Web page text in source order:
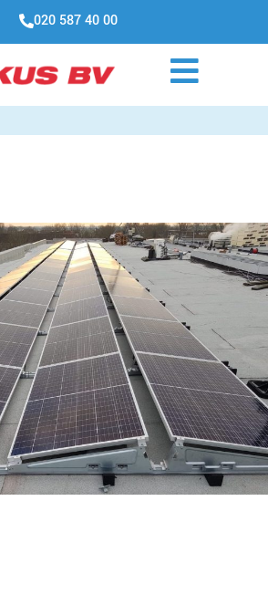
020 587 40 00